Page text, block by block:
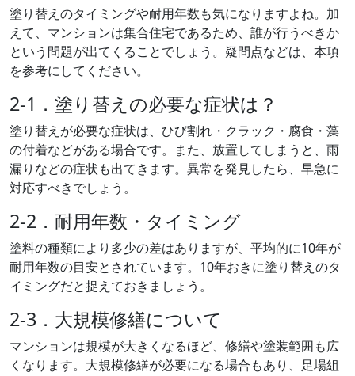
塗り替えのタイミングや耐用年数も気になりますよね。加
えて、マンションは集合住宅であるため、誰が行うべきか
という問題が出てくることでしょう。疑問点などは、本項
を参考にしてください。
2-1．塗り替えの必要な症状は？
塗り替えが必要な症状は、ひび割れ・クラック・腐食・藻
の付着などがある場合です。また、放置してしまうと、雨
漏りなどの症状も出てきます。異常を発見したら、早急に
対応すべきでしょう。
2-2．耐用年数・タイミング
塗料の種類により多少の差はありますが、平均的に10年が
耐用年数の目安とされています。10年おきに塗り替えのタ
イミングだと捉えておきましょう。
2-3．大規模修繕について
マンションは規模が大きくなるほど、修繕や塗装範囲も広
くなります。大規模修繕が必要になる場合もあり、足場組